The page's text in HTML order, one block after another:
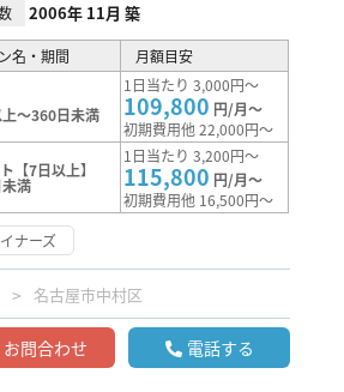
2006年 11月 築
名・期間 月額目安
～360日未満
1日当たり 3,000円～
109,800 円/月～
初期費用他 22,000円～
【7日以上】
満
1日当たり 3,200円～
115,800 円/月～
初期費用他 16,500円～
ナーズ
名古屋市中村区
お問合わせ 電話する